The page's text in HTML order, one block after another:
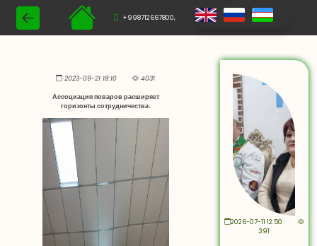
+998712667800,
2023-09-21 18:10 4031
Ассоциация поваров расширяет
горизонты сотрудничества.
2026-07-11 12:50
391